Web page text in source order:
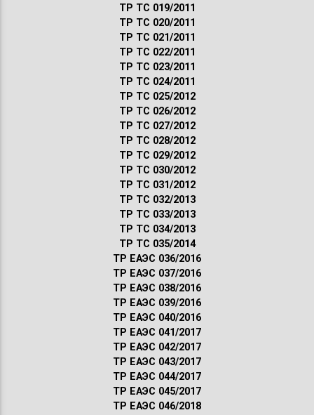
ТР ТС 019/2011
ТР ТС 020/2011
ТР ТС 021/2011
ТР ТС 022/2011
ТР ТС 023/2011
ТР ТС 024/2011
ТР ТС 025/2012
ТР ТС 026/2012
ТР ТС 027/2012
ТР ТС 028/2012
ТР ТС 029/2012
ТР ТС 030/2012
ТР ТС 031/2012
ТР ТС 032/2013
ТР ТС 033/2013
ТР ТС 034/2013
ТР ТС 035/2014
ТР ЕАЭС 036/2016
ТР ЕАЭС 037/2016
ТР ЕАЭС 038/2016
ТР ЕАЭС 039/2016
ТР ЕАЭС 040/2016
ТР ЕАЭС 041/2017
ТР ЕАЭС 042/2017
ТР ЕАЭС 043/2017
ТР ЕАЭС 044/2017
ТР ЕАЭС 045/2017
ТР ЕАЭС 046/2018